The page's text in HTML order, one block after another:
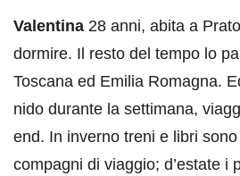
Valentina 28 anni, abita a
dormire. Il resto del tempo lo
Toscana ed Emilia Romagna.
nido durante la settimana,
end. In inverno treni e libri
compagni di viaggio; d’estate i